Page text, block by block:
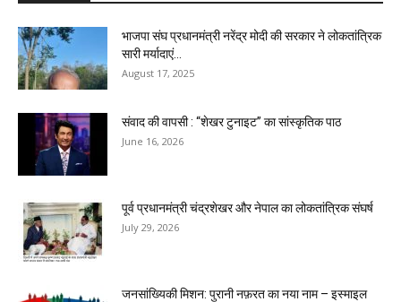
भाजपा संघ प्रधानमंत्री नरेंद्र मोदी की सरकार ने लोकतांत्रिक
सारी मर्यादाएं...
August 17, 2025
संवाद की वापसी : “शेखर टुनाइट” का सांस्कृतिक पाठ
June 16, 2026
पूर्व प्रधानमंत्री चंद्रशेखर और नेपाल का लोकतांत्रिक संघर्ष
July 29, 2026
जनसांख्यिकी मिशन: पुरानी नफ़रत का नया नाम – इस्माइल